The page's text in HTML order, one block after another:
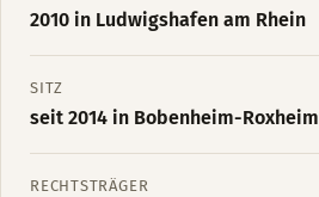
2010 in Ludwigshafen am Rhein
SITZ
seit 2014 in Bobenheim-Roxheim
RECHTSTRÄGER